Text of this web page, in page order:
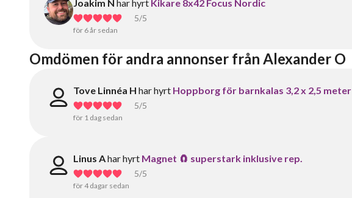
Joakim N har hyrt Kikare 8x42 Focus Nordic
5/5
för 6 år sedan
Omdömen för andra annonser från Alexander O
Tove Linnéa H har hyrt Hoppborg för barnkalas 3,2 x 2,5 meter
5/5
för 1 dag sedan
Linus Ahar hyrt Magnet 🧲 superstark inklusive rep.
5/5
för 4 dagar sedan